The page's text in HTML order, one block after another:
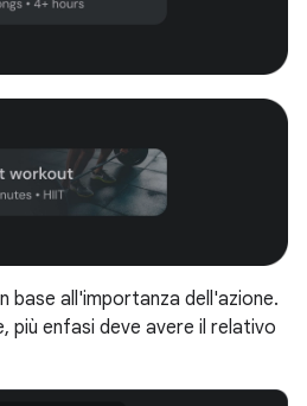
base all'importanza dell'azione.
più enfasi deve avere il relativo